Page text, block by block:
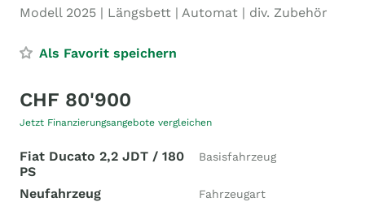
Modell 2025 | Längsbett | Automat | div. Zubehör
Als Favorit speichern
CHF 80'900
Jetzt Finanzierungsangebote vergleichen
Fiat Ducato 2,2 JDT / 180
PS
Basisfahrzeug
Neufahrzeug Fahrzeugart